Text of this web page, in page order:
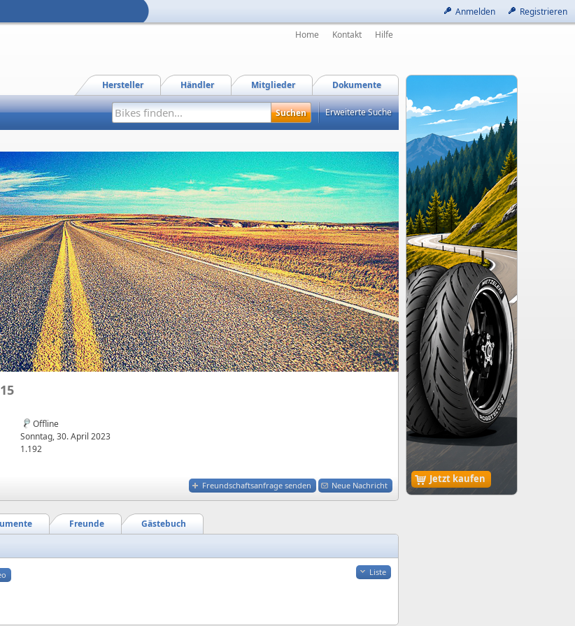
Anmelden Registrieren
Jetzt kaufen
Home Kontakt Hilfe
Dokumente
Mitglieder
Händler
Hersteller
Erweiterte Suche
Offline
Sonntag, 30. April 2023
1.192
Freundschaftsanfrage senden Neue Nachricht
Gästebuch
Freunde
Liste